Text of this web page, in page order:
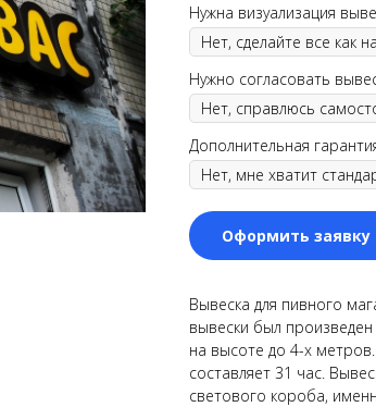
Нужна визуализация
Нужно согласовать
Дополнительная
Оформить заявку
Вывеска для пивного
вывески был
на высоте до 4-х
составляет 31 час.
светового короба,